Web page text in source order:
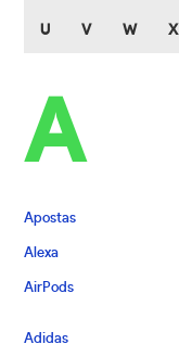
U V W X
A
Apostas
Alexa
AirPods
Adidas